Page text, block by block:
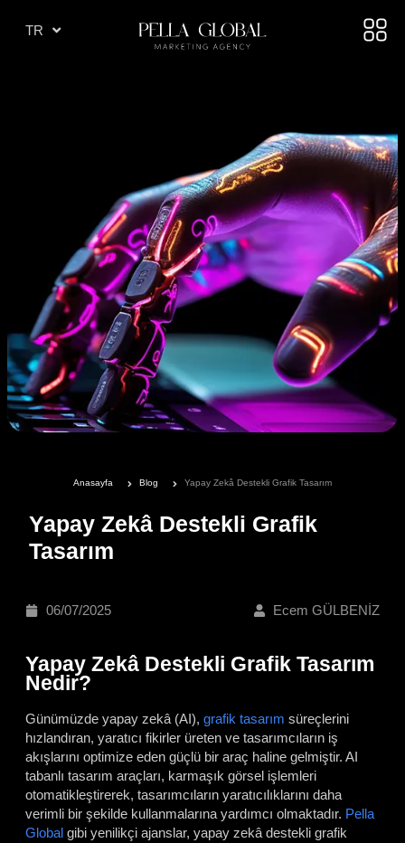
TR
AE
Anasayfa Blog Yapay Zekâ Destekli Grafik Tasarım
Yapay Zekâ Destekli Grafik
Tasarım
06/07/2025 Ecem GÜLBENİZ
Yapay Zekâ Destekli Grafik Tasarım
Nedir?
Günümüzde yapay zekâ (AI), grafik tasarım süreçlerini
hızlandıran, yaratıcı fikirler üreten ve tasarımcıların iş
akışlarını optimize eden güçlü bir araç haline gelmiştir. AI
tabanlı tasarım araçları, karmaşık görsel işlemleri
otomatikleştirerek, tasarımcıların yaratıcılıklarını daha
verimli bir şekilde kullanmalarına yardımcı olmaktadır. Pella
Global gibi yenilikçi ajanslar, yapay zekâ destekli grafik